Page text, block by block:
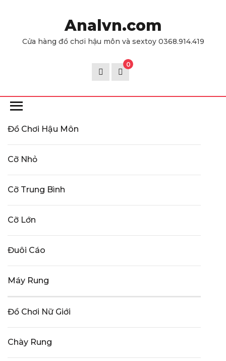
Analvn.com
Cửa hàng đồ chơi hậu môn và sextoy 0368.914.419
0
Đồ Chơi Hậu Môn
Cỡ Nhỏ
Cỡ Trung Bình
Cỡ Lớn
Đuôi Cáo
Máy Rung
Đồ Chơi Nữ Giới
Chày Rung